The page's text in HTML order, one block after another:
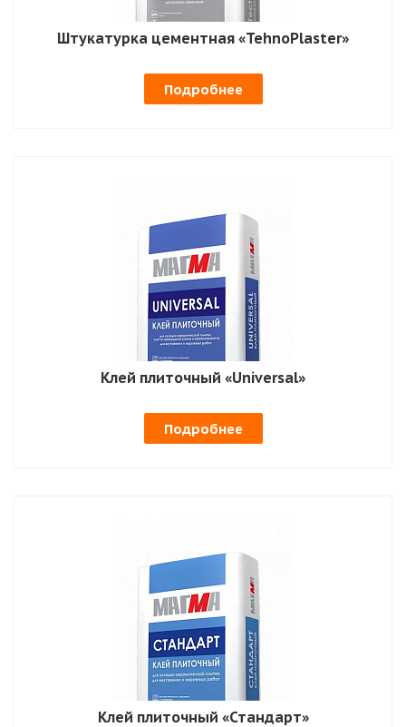
Штукатурка цементная «TehnoPlaster»
Подробнее
Клей плиточный «Universal»
Подробнее
Клей плиточный «Стандарт»